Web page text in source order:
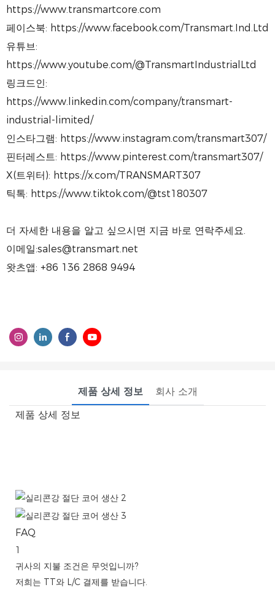
https://www.transmartcore.com
페이스북: https://www.facebook.com/Transmart.Ind.Ltd
유튜브:
https://www.youtube.com/@TransmartIndustrialLtd
링크드인:
https://www.linkedin.com/company/transmart-
industrial-limited/
인스타그램: https://www.instagram.com/transmart307/
핀터레스트: https://www.pinterest.com/transmart307/
X(트위터): https://x.com/TRANSMART307
틱톡: https://www.tiktok.com/@tst180307
더 자세한 내용을 알고 싶으시면 지금 바로 연락주세요.
이메일:sales@transmart.net
왓츠앱: +86 136 2868 9494
제품 상세 정보
회사 소개
제품 상세 정보
FAQ
1
귀사의 지불 조건은 무엇입니까?
저희는 TT와 L/C 결제를 받습니다.